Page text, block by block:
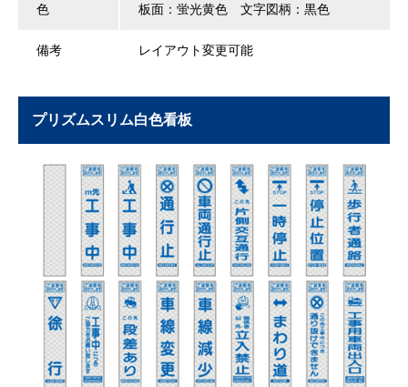
色 板面：蛍光黄色 文字図柄：黒色
備考 レイアウト変更可能
プリズムスリム白色看板